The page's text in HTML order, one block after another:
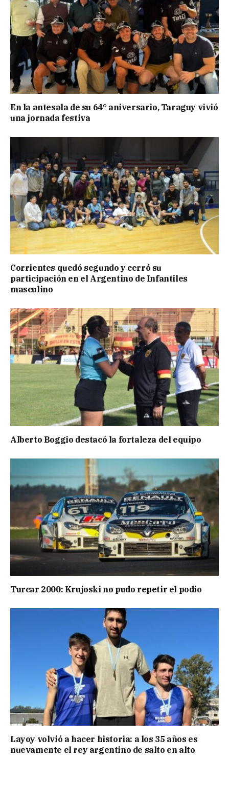
En la antesala de su 64° aniversario, Taraguy vivió
una jornada festiva
Corrientes quedó segundo y cerró su
participación en el Argentino de Infantiles
masculino
Alberto Boggio destacó la fortaleza del equipo
Turcar 2000: Krujoski no pudo repetir el podio
Layoy volvió a hacer historia: a los 35 años es
nuevamente el rey argentino de salto en alto